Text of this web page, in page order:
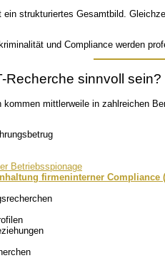
strukturiertes Gesamtbild.
und Compliance werden
Recherche sinnvoll sein?
kommen mittlerweile in zahlreichen
Betriebsspionage
firmeninterner Compliance